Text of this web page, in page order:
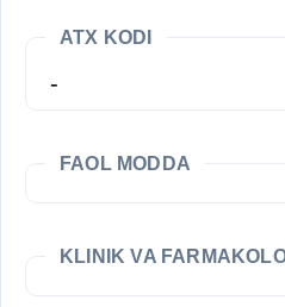
ATX KODI
-
FAOL MODDA
KLINIK VA